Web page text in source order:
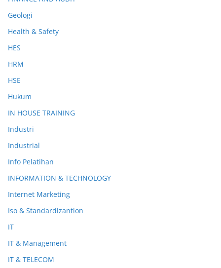
Geologi
Health & Safety
HES
HRM
HSE
Hukum
IN HOUSE TRAINING
Industri
Industrial
Info Pelatihan
INFORMATION & TECHNOLOGY
Internet Marketing
Iso & Standardizantion
IT
IT & Management
IT & TELECOM